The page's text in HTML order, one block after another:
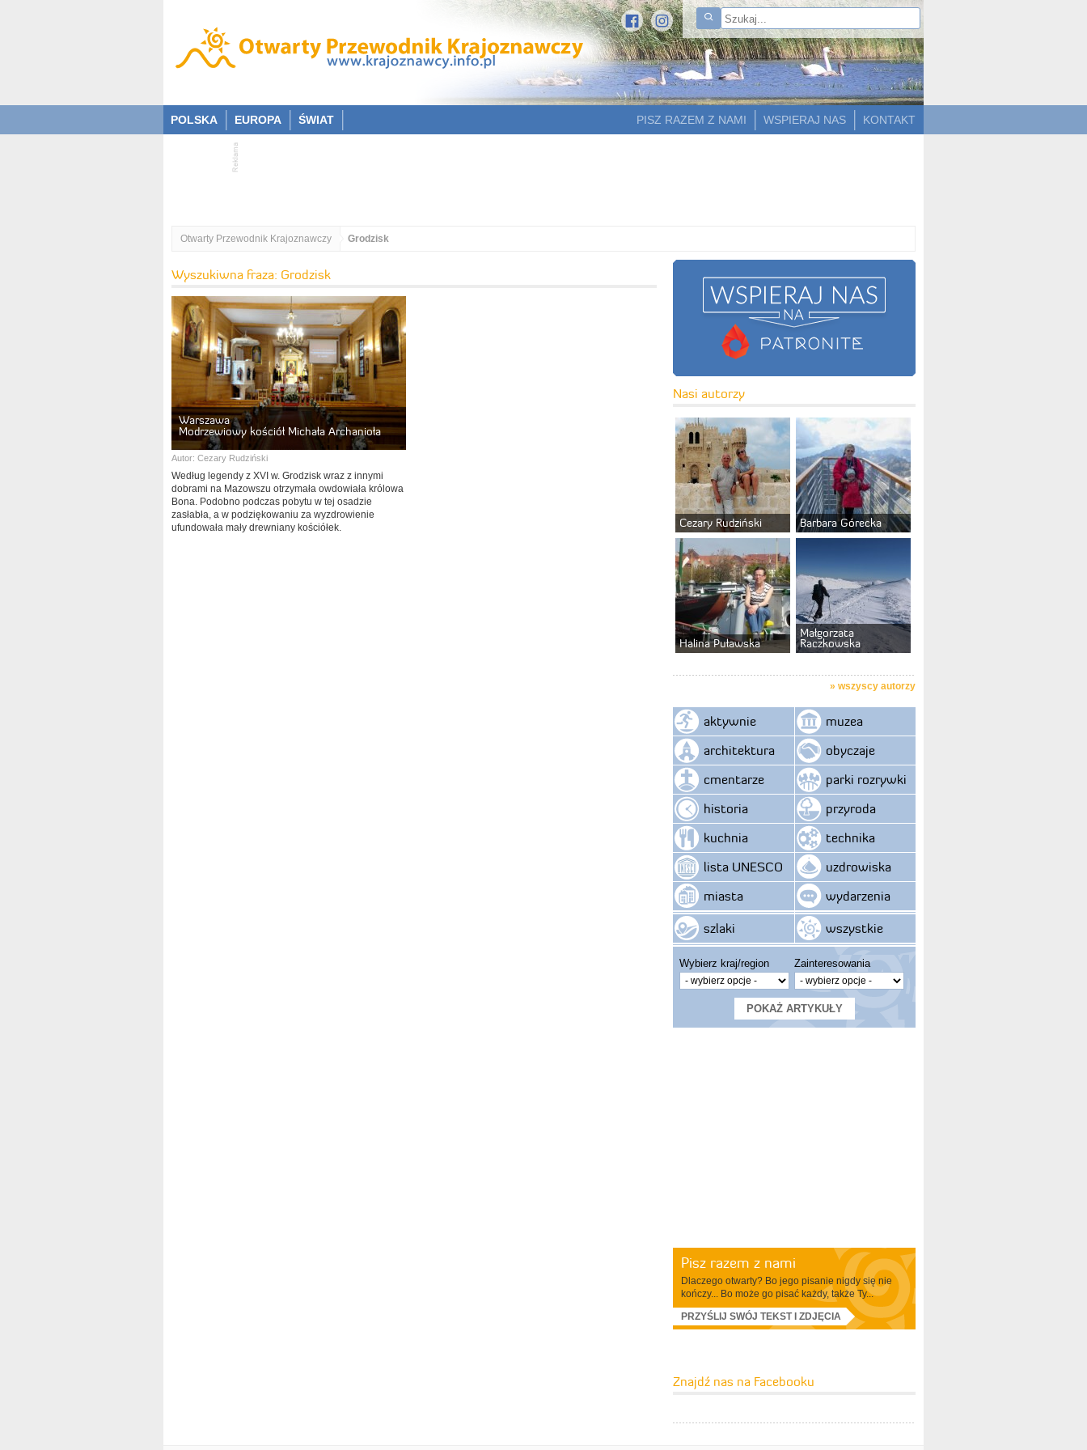
POLSKA EUROPA ŚWIAT KONTAKT
WSPIERAJ NAS
PISZ RAZEM Z NAMI
Otwarty Przewodnik Krajoznawczy Grodzisk
Wyszukiwna fraza: Grodzisk
Warszawa
Modrzewiowy kościół Michała Archanioła
Autor: Cezary Rudziński
Według legendy z XVI w. Grodzisk wraz z innymi
dobrami na Mazowszu otrzymała owdowiała królowa
Bona. Podobno podczas pobytu w tej osadzie
zasłabła, a w podziękowaniu za wyzdrowienie
ufundowała mały drewniany kościółek.
Nasi autorzy
Cezary Rudziński Barbara Górecka
Halina Puławska
Małgorzata
Raczkowska
» wszyscy autorzy
aktywnie
architektura
cmentarze
historia
kuchnia
lista UNESCO
miasta
szlaki
muzea
obyczaje
parki rozrywki
przyroda
technika
uzdrowiska
wydarzenia
wszystkie
Wybierz kraj/region Zainteresowania
Pisz razem z nami
Dlaczego otwarty? Bo jego pisanie nigdy się nie
kończy... Bo może go pisać każdy, także Ty...
PRZYŚLIJ SWÓJ TEKST I ZDJĘCIA
Znajdź nas na Facebooku